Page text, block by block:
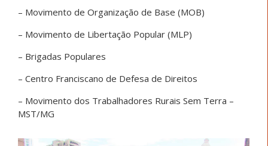
– Movimento de Organização de Base (MOB)
– Movimento de Libertação Popular (MLP)
– Brigadas Populares
– Centro Franciscano de Defesa de Direitos
– Movimento dos Trabalhadores Rurais Sem Terra –
MST/MG